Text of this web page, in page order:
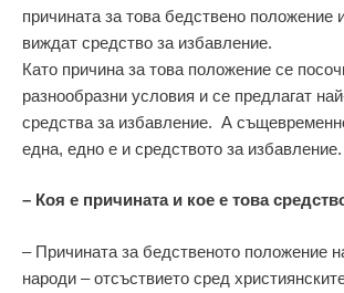
причината за това бедствено положение
виждат средство за избавление.
Като причина за това положение се
разнообразни условия и се предлагат
средства за избавление. А
една, едно е и средството за избавление.
– Коя е причината и кое е това
– Причината за бедственото положение
народи – отсъствието сред